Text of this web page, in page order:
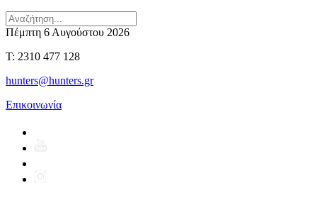
Πέμπτη 6 Αυγούστου 2026
T: 2310 477 128
hunters@hunters.gr
Επικοινωνία